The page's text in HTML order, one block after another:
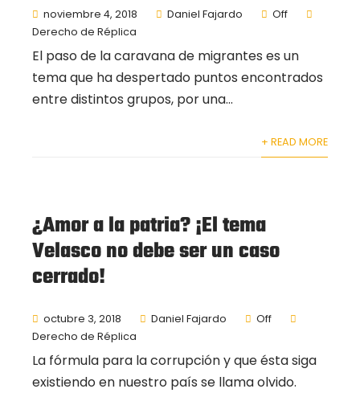
noviembre 4, 2018 Daniel Fajardo
Off
Derecho de Réplica
El paso de la caravana de migrantes es un
tema que ha despertado puntos encontrados
entre distintos grupos, por una...
+ READ MORE
¿Amor a la patria? ¡El tema
Velasco no debe ser un caso
cerrado!
octubre 3, 2018 Daniel Fajardo
Off
Derecho de Réplica
La fórmula para la corrupción y que ésta siga
existiendo en nuestro país se llama olvido.